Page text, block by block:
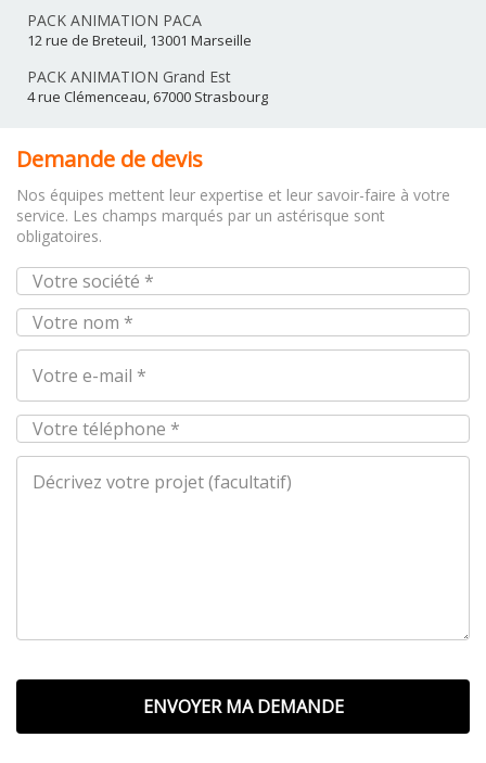
PACK ANIMATION PACA
12 rue de Breteuil, 13001 Marseille
PACK ANIMATION Grand Est
4 rue Clémenceau, 67000 Strasbourg
Demande de devis
Nos équipes mettent leur expertise et leur savoir-faire à votre
service. Les champs marqués par un astérisque sont
obligatoires.